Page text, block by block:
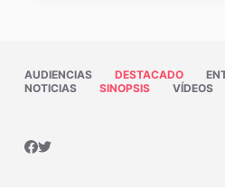
AUDIENCIAS DESTACADO
NOTICIAS
SINOPSIS VÍDEOS